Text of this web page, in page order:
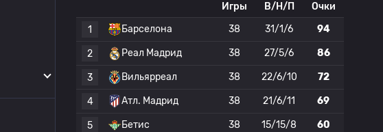
Игры В/Н/П
Очки
1
Барселона 38 31/1/6 94
2 Реал Мадрид 38 27/5/6 86
3 Вильярреал 38 22/6/10 72
4 Атл. Мадрид 38 21/6/11 69
5 Бетис 38 15/15/8 60